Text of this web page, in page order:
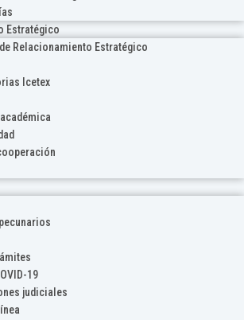
Estratégico
Relacionamiento Estratégico
Icetex
19
judiciales